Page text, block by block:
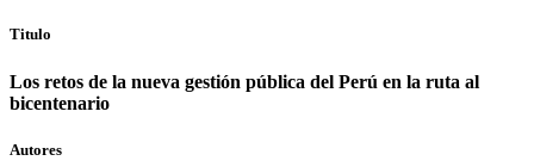
Titulo
Los retos de la nueva gestión pública del Perú en la ruta al
bicentenario
Autores